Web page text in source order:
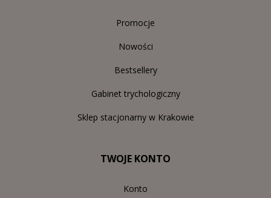
Promocje
Nowości
Bestsellery
Gabinet trychologiczny
Sklep stacjonarny w Krakowie
TWOJE KONTO
Konto